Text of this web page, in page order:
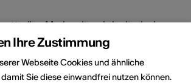
Mariposita wird mit winzigen,
geboren. Doch das hält sie nicht
Welt zu erkunden. Wird sie
finden?
Ihre Zustimmung
Webseite Cookies und ähnliche
Sie diese einwandfrei nutzen können.